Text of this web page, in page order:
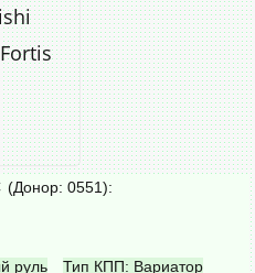
(Донор: 0551):
руль
Тип КПП: Вариатор